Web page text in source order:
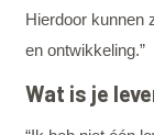
Hierdoor kunnen
en ontwikkeling.”
Wat is je